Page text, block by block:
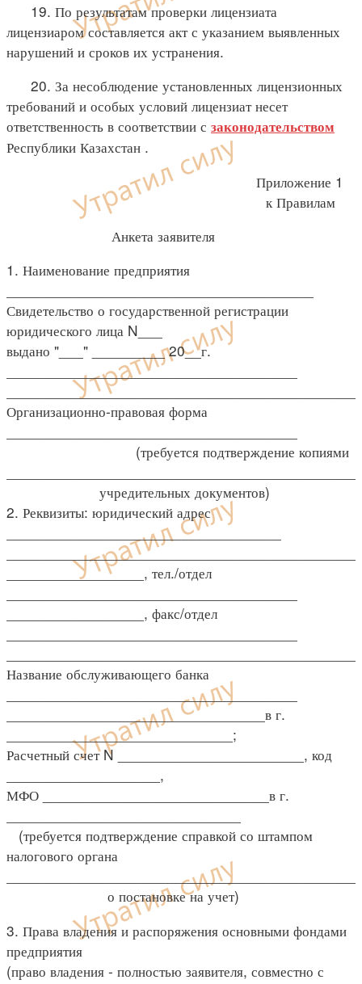
19. По результатам проверки лицензиата
лицензиаром составляется акт с указанием выявленных
нарушений и сроков их устранения.
20. За несоблюдение установленных лицензионных
требований и особых условий лицензиат несет
ответственность в соответствии с законодательством
Республики Казахстан .
Приложение 1
к Правилам
Анкета заявителя
1. Наименование предприятия
Свидетельство о государственной регистрации
юридического лица N___
выдано "___" _________ 20__г.
____________________________________
Организационно-правовая форма
(требуется подтверждение копиями
учредительных документов)
2. Реквизиты: юридический адрес
__________________________________
_________________, тел./отдел
_________________, факс/отдел
Название обслуживающего банка
____________________________________
________________________________в г.
____________________________;
Расчетный счет N _______________________, код
___________________,
МФО ____________________________в г.
(требуется подтверждение справкой со штампом
налогового органа
о постановке на учет)
3. Права владения и распоряжения основными фондами
предприятия
(право владения - полностью заявителя, совместно с